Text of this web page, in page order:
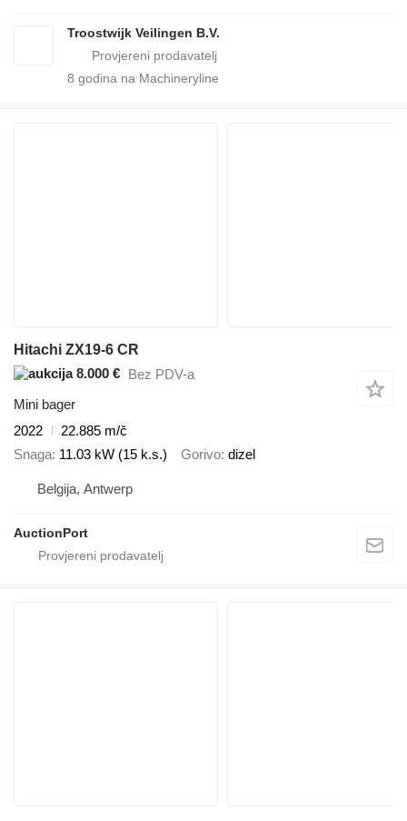
Troostwijk Veilingen B.V.
8 godina na Machineryline
Hitachi ZX19-6 CR
8.000 € Bez PDV-a
Mini bager
2022
22.885 m/č
Snaga 11.03 kW (15 k.s.) Gorivo dizel
Belgija, Antwerp
AuctionPort